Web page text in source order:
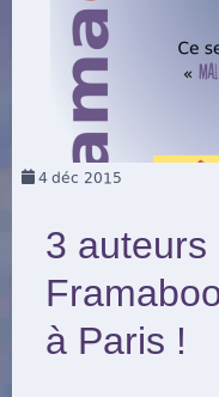
4déc 2015
3 auteurs
à Paris !